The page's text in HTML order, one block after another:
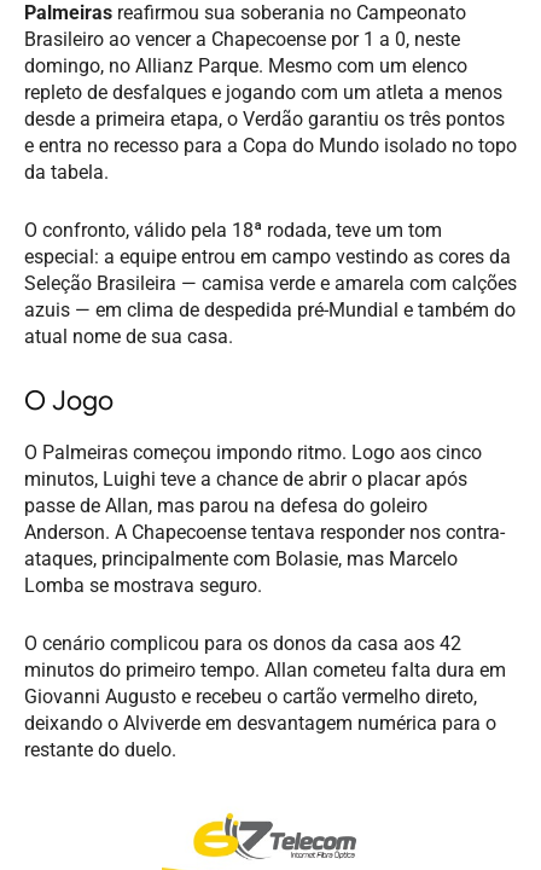
Palmeiras reafirmou sua soberania no Campeonato
Brasileiro ao vencer a Chapecoense por 1 a 0, neste
domingo, no Allianz Parque. Mesmo com um elenco
repleto de desfalques e jogando com um atleta a menos
desde a primeira etapa, o Verdão garantiu os três pontos
e entra no recesso para a Copa do Mundo isolado no topo
da tabela.
O confronto, válido pela 18ª rodada, teve um tom
especial: a equipe entrou em campo vestindo as cores da
Seleção Brasileira — camisa verde e amarela com calções
azuis — em clima de despedida pré-Mundial e também do
atual nome de sua casa.
O Jogo
O Palmeiras começou impondo ritmo. Logo aos cinco
minutos, Luighi teve a chance de abrir o placar após
passe de Allan, mas parou na defesa do goleiro
Anderson. A Chapecoense tentava responder nos contra-
ataques, principalmente com Bolasie, mas Marcelo
Lomba se mostrava seguro.
O cenário complicou para os donos da casa aos 42
minutos do primeiro tempo. Allan cometeu falta dura em
Giovanni Augusto e recebeu o cartão vermelho direto,
deixando o Alviverde em desvantagem numérica para o
restante do duelo.